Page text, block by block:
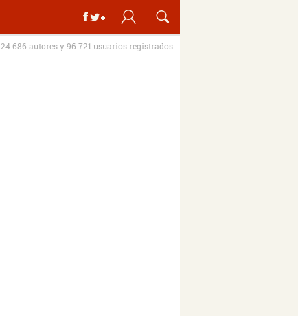
autores y 96.721 usuarios registrados